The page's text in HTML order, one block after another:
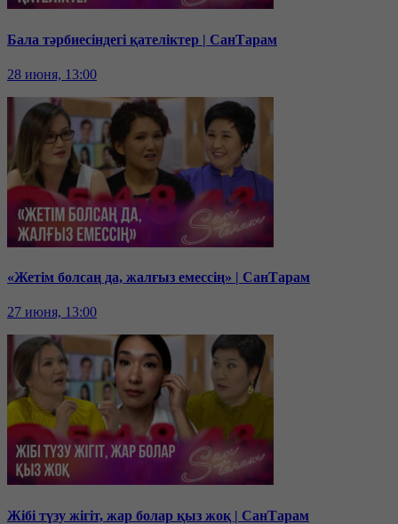
Бала тәрбиесіндегі қателіктер | СанТарам
28 июня, 13:00
«Жетім болсаң да, жалғыз емессің» | СанТарам
27 июня, 13:00
Жібі түзу жігіт, жар болар қыз жоқ | СанТарам